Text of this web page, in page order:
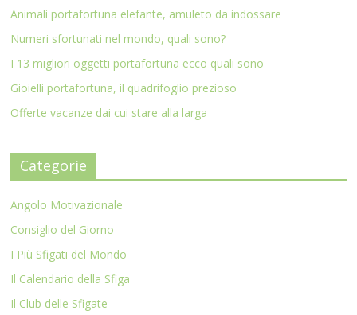
Animali portafortuna elefante, amuleto da indossare
Numeri sfortunati nel mondo, quali sono?
I 13 migliori oggetti portafortuna ecco quali sono
Gioielli portafortuna, il quadrifoglio prezioso
Offerte vacanze dai cui stare alla larga
Categorie
Angolo Motivazionale
Consiglio del Giorno
I Più Sfigati del Mondo
Il Calendario della Sfiga
Il Club delle Sfigate